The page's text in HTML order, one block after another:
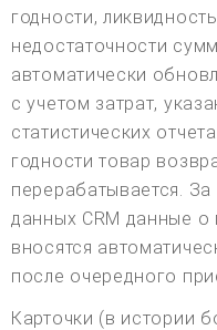
годности,
недостаточности
автоматически
с учетом затрат,
статистических
годности товар
перерабатывается.
данных CRM данные о
вносятся
после очередного
Карточки (в истории